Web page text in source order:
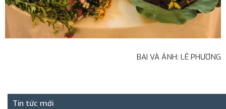
Hoạt động của công ty
BÀI VÀ ẢNH: LÊ PHƯƠNG
Tin tức mới